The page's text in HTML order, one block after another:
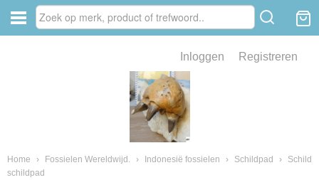
Inloggen Registreren
Home › Fossielen Wereldwijd. › Indonesië fossielen › Schildpad ›
Schild
schildpad
van fossielen en mineralen